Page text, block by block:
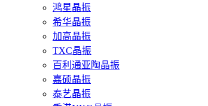
鸿星晶振
希华晶振
加高晶振
TXC晶振
百利通亚陶晶振
嘉硕晶振
泰艺晶振